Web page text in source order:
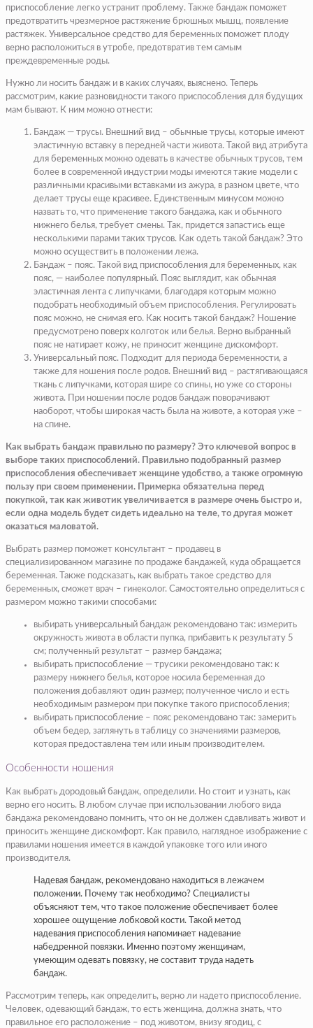
приспособление легко устранит проблему. Также бандаж поможет
предотвратить чрезмерное растяжение брюшных мышц, появление
растяжек. Универсальное средство для беременных поможет плоду
верно расположиться в утробе, предотвратив тем самым
преждевременные роды.
Нужно ли носить бандаж и в каких случаях, выяснено. Теперь
рассмотрим, какие разновидности такого приспособления для будущих
мам бывают. К ним можно отнести:
Бандаж — трусы. Внешний вид – обычные трусы, которые имеют
эластичную вставку в передней части живота. Такой вид атрибута
для беременных можно одевать в качестве обычных трусов, тем
более в современной индустрии моды имеются такие модели с
различными красивыми вставками из ажура, в разном цвете, что
делает трусы еще красивее. Единственным минусом можно
назвать то, что применение такого бандажа, как и обычного
нижнего белья, требует смены. Так, придется запастись еще
несколькими парами таких трусов. Как одеть такой бандаж? Это
можно осуществить в положении лежа.
Бандаж – пояс. Такой вид приспособления для беременных, как
пояс, — наиболее популярный. Пояс выглядит, как обычная
эластичная лента с липучками, благодаря которым можно
подобрать необходимый объем приспособления. Регулировать
пояс можно, не снимая его. Как носить такой бандаж? Ношение
предусмотрено поверх колготок или белья. Верно выбранный
пояс не натирает кожу, не приносит женщине дискомфорт.
Универсальный пояс. Подходит для периода беременности, а
также для ношения после родов. Внешний вид – растягивающаяся
ткань с липучками, которая шире со спины, но уже со стороны
живота. При ношении после родов бандаж поворачивают
наоборот, чтобы широкая часть была на животе, а которая уже –
на спине.
Как выбрать бандаж правильно по размеру? Это ключевой вопрос в
выборе таких приспособлений. Правильно подобранный размер
приспособления обеспечивает женщине удобство, а также огромную
пользу при своем применении. Примерка обязательна перед
покупкой, так как животик увеличивается в размере очень быстро и,
если одна модель будет сидеть идеально на теле, то другая может
оказаться маловатой.
Выбрать размер поможет консультант – продавец в
специализированном магазине по продаже бандажей, куда обращается
беременная. Также подсказать, как выбрать такое средство для
беременных, сможет врач – гинеколог. Самостоятельно определиться с
размером можно такими способами:
выбирать универсальный бандаж рекомендовано так: измерить
окружность живота в области пупка, прибавить к результату 5
см; полученный результат – размер бандажа;
выбирать приспособление — трусики рекомендовано так: к
размеру нижнего белья, которое носила беременная до
положения добавляют один размер; полученное число и есть
необходимым размером при покупке такого приспособления;
выбирать приспособление – пояс рекомендовано так: замерить
объем бедер, заглянуть в таблицу со значениями размеров,
которая предоставлена тем или иным производителем.
Особенности ношения
Как выбрать дородовый бандаж, определили. Но стоит и узнать, как
верно его носить. В любом случае при использовании любого вида
бандажа рекомендовано помнить, что он не должен сдавливать живот и
приносить женщине дискомфорт. Как правило, наглядное изображение с
правилами ношения имеется в каждой упаковке того или иного
производителя.
Надевая бандаж, рекомендовано находиться в лежачем
положении. Почему так необходимо? Специалисты
объясняют тем, что такое положение обеспечивает более
хорошее ощущение лобковой кости. Такой метод
надевания приспособления напоминает надевание
набедренной повязки. Именно поэтому женщинам,
умеющим одевать повязку, не составит труда надеть
бандаж.
Рассмотрим теперь, как определить, верно ли надето приспособление.
Человек, одевающий бандаж, то есть женщина, должна знать, что
правильное его расположение – под животом, внизу ягодиц, с